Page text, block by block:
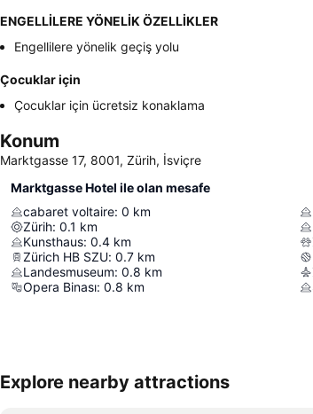
ENGELLİLERE YÖNELİK ÖZELLİKLER
Engellilere yönelik geçiş yolu
Çocuklar için
Çocuklar için ücretsiz konaklama
Konum
Marktgasse 17, 8001, Zürih, İsviçre
Marktgasse Hotel ile olan mesafe
cabaret voltaire: 0 km
Zürih: 0.1 km
Kunsthaus: 0.4 km
Zürich HB SZU: 0.7 km
Landesmuseum: 0.8 km
Opera Binası: 0.8 km
Explore nearby attractions